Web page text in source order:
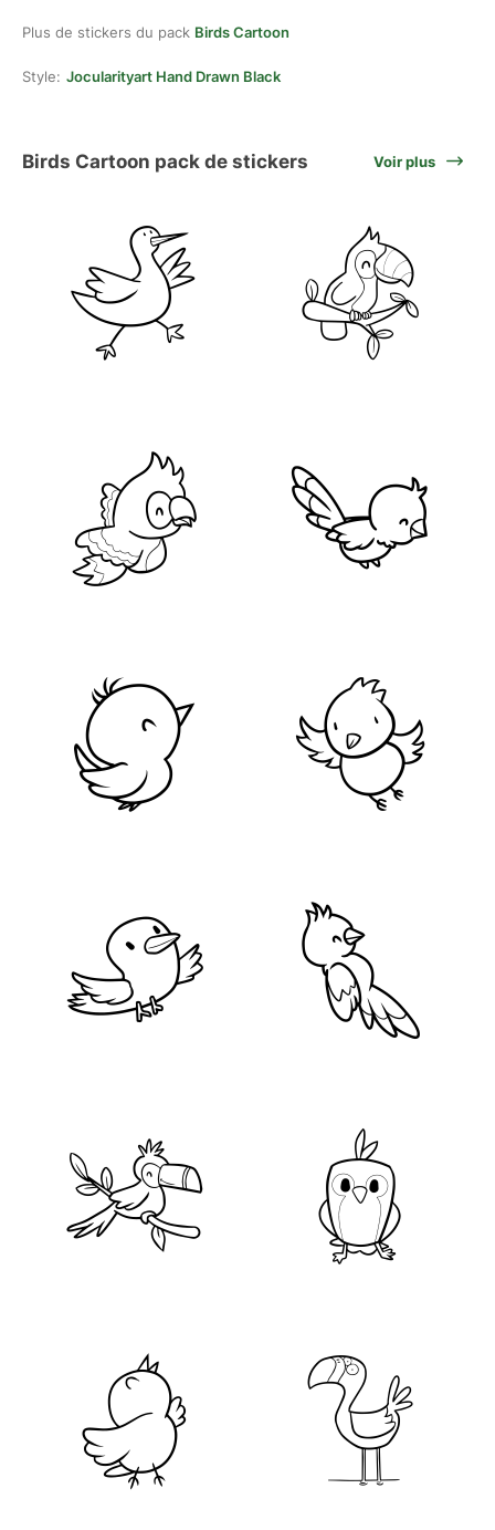
Plus de stickers du pack Birds Cartoon
Style: Jocularityart Hand Drawn Black
Birds Cartoon pack de stickers Voir plus